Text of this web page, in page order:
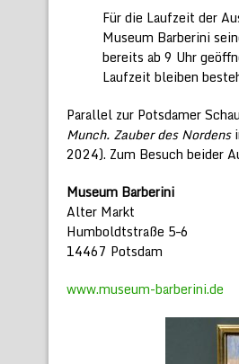
Für die Laufzeit der
Museum Barberini
bereits ab 9 Uhr
Laufzeit bleiben
Parallel zur Potsdamer
Munch. Zauber des Nordens
2024). Zum Besuch beider
Museum Barberini
Alter Markt
Humboldtstraße 5–6
14467 Potsdam
www.museum-barberini.de